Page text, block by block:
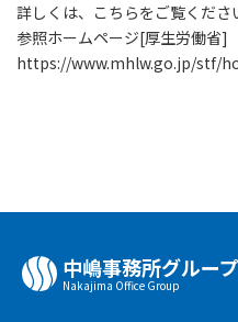
詳しくは、こちらをご覧くださ
参照ホームページ[厚生労働省]
https://www.mhlw.go.jp/stf/
中嶋事務所グループ
Nakajima Oﬃce Group